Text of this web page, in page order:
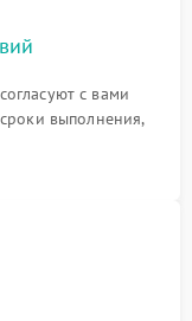
с вами
выполнения,